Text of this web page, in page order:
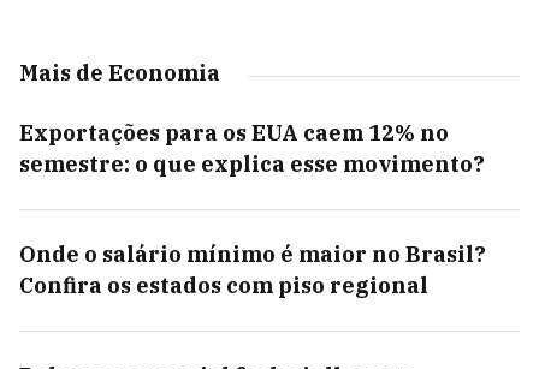
Mais de Economia
Exportações para os EUA caem 12% no
semestre: o que explica esse movimento?
Onde o salário mínimo é maior no Brasil?
Confira os estados com piso regional